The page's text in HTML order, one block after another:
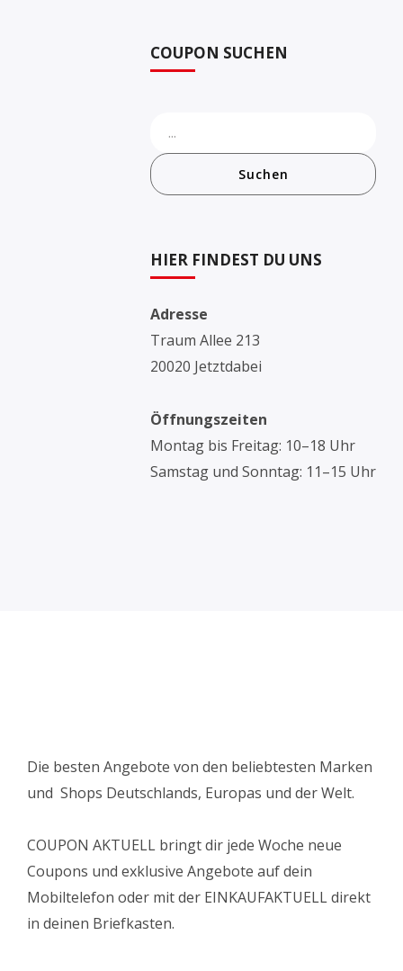
COUPON SUCHEN
Suchen
HIER FINDEST DU UNS
Adresse
Traum Allee 213
20020 Jetztdabei
Öffnungszeiten
Montag bis Freitag: 10–18 Uhr
Samstag und Sonntag: 11–15 Uhr
Die besten Angebote von den beliebtesten Marken
und Shops Deutschlands, Europas und der Welt.
COUPON AKTUELL bringt dir jede Woche neue
Coupons und exklusive Angebote auf dein
Mobiltelefon oder mit der EINKAUFAKTUELL direkt
in deinen Briefkasten.